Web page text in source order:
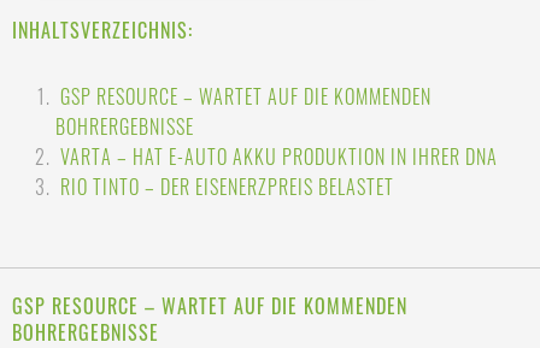
INHALTSVERZEICHNIS:
GSP RESOURCE – WARTET AUF DIE KOMMENDEN
BOHRERGEBNISSE
VARTA – HAT E-AUTO AKKU PRODUKTION IN IHRER DNA
RIO TINTO – DER EISENERZPREIS BELASTET
GSP RESOURCE – WARTET AUF DIE KOMMENDEN
BOHRERGEBNISSE